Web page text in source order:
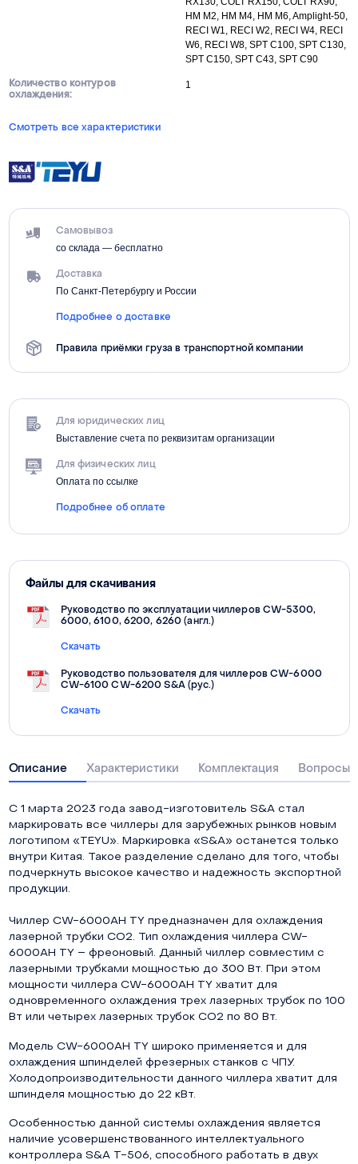
HM M2, HM M4, HM M6, Amplight-50,
RECI W1, RECI W2, RECI W4, RECI
W6, RECI W8, SPT C100, SPT C130,
SPT C150, SPT C43, SPT C90
Количество контуров
охлаждения:
1
Смотреть все характеристики
Самовывоз
со склада — бесплатно
Доставка
По Санкт-Петербургу и России
Подробнее о доставке
Правила приёмки груза в транспортной компании
Для юридических лиц
Выставление счета по реквизитам организации
Для физических лиц
Оплата по ссылке
Подробнее об оплате
Файлы для скачивания
Руководство по эксплуатации чиллеров CW-5300,
6000, 6100, 6200, 6260 (англ.)
Скачать
Руководство пользователя для чиллеров CW-6000
CW-6100 CW-6200 S&A (рус.)
Скачать
Описание Характеристики Комплектация Вопросы
С 1 марта 2023 года завод-изготовитель S&A стал
маркировать все чиллеры для зарубежных рынков новым
логотипом «TEYU». Маркировка «S&A» останется только
внутри Китая. Такое разделение сделано для того, чтобы
подчеркнуть высокое качество и надежность экспортной
продукции.
Чиллер CW-6000AH TY предназначен для охлаждения
лазерной трубки СО2. Тип охлаждения чиллера CW-
6000AH TY – фреоновый. Данный чиллер совместим с
лазерными трубками мощностью до 300 Вт. При этом
мощности чиллера CW-6000AH TY хватит для
одновременного охлаждения трех лазерных трубок по 100
Вт или четырех лазерных трубок СО2 по 80 Вт.
Модель CW-6000AH TY широко применяется и для
охлаждения шпинделей фрезерных станков с ЧПУ.
Холодопроизводительности данного чиллера хватит для
шпинделя мощностью до 22 кВт.
Особенностью данной системы охлаждения является
наличие усовершенствованного интеллектуального
контроллера S&A T-506, способного работать в двух